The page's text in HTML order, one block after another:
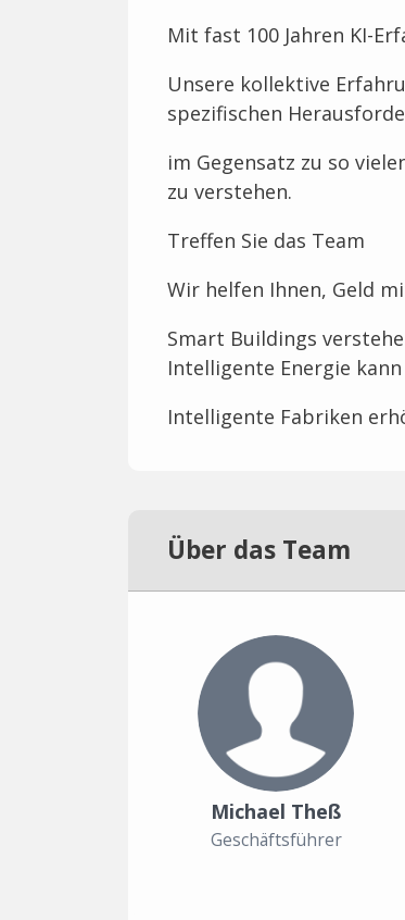
Mit fast 100 Jahren KI-
Unsere kollektive
spezifischen
im Gegensatz zu so
zu verstehen.
Treffen Sie das Team
Wir helfen Ihnen, Geld
Smart Buildings
Intelligente Energie
Intelligente Fabriken
Über das Team
Michael Theß
Geschäftsführer